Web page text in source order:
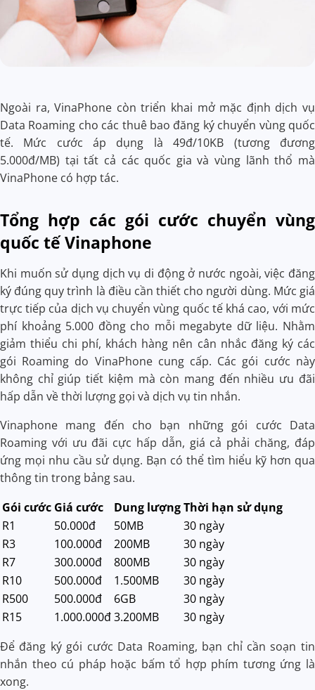
Ngoài ra, VinaPhone còn triển khai mở mặc định dịch vụ
Data Roaming cho các thuê bao đăng ký chuyển vùng quốc
tế. Mức cước áp dụng là 49đ/10KB (tương đương
5.000đ/MB) tại tất cả các quốc gia và vùng lãnh thổ mà
VinaPhone có hợp tác.
Tổng hợp các gói cước chuyển vùng
quốc tế Vinaphone
Khi muốn sử dụng dịch vụ di động ở nước ngoài, việc đăng
ký đúng quy trình là điều cần thiết cho người dùng. Mức giá
trực tiếp của dịch vụ chuyển vùng quốc tế khá cao, với mức
phí khoảng 5.000 đồng cho mỗi megabyte dữ liệu. Nhằm
giảm thiểu chi phí, khách hàng nên cân nhắc đăng ký các
gói Roaming do VinaPhone cung cấp. Các gói cước này
không chỉ giúp tiết kiệm mà còn mang đến nhiều ưu đãi
hấp dẫn về thời lượng gọi và dịch vụ tin nhắn.
Vinaphone mang đến cho bạn những gói cước Data
Roaming với ưu đãi cực hấp dẫn, giá cả phải chăng, đáp
ứng mọi nhu cầu sử dụng. Bạn có thể tìm hiểu kỹ hơn qua
thông tin trong bảng sau.
Gói cước Giá cước Dung lượngThời hạn sử dụng
R1
50.000đ 50MB
30 ngày
R3
100.000đ 200MB
30 ngày
R7
300.000đ 800MB
30 ngày
R10
500.000đ 1.500MB
30 ngày
R500
500.000đ 6GB
30 ngày
R15
1.000.000đ3.200MB
30 ngày
Để đăng ký gói cước Data Roaming, bạn chỉ cần soạn tin
nhắn theo cú pháp hoặc bấm tổ hợp phím tương ứng là
xong.